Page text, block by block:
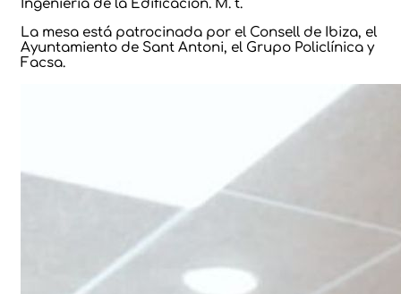
Ingeniería de la Edificación. M. t.
La mesa está patrocinada por el Consell de Ibiza, el
Ayuntamiento de Sant Antoni, el Grupo Policlínica y
Facsa.